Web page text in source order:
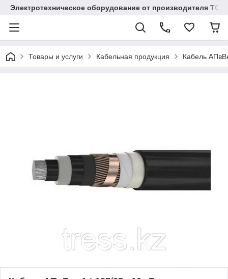
Электротехническое оборудование от производителя TOO
Товары и услуги Кабельная продукция Кабель